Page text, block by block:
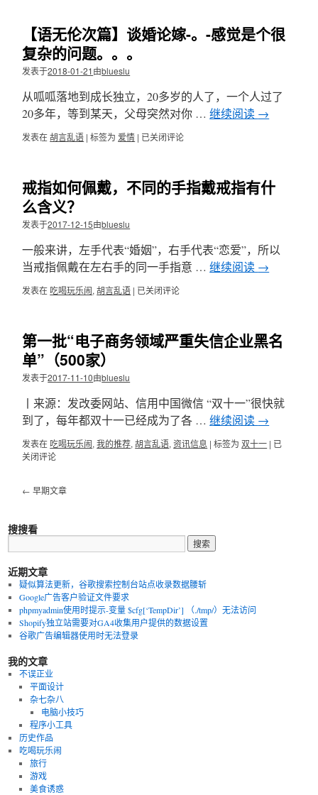
万
到
四
恶
展
【语无伦次篇】谈婚论嫁-。-感觉是个很
复杂的问题。。。
发表于2018-01-21由blueslu
从呱呱落地到成长独立，20多岁的人了，一个人过了
20多年，等到某天，父母突然对你 …继续阅读 →
发表在胡言乱语 | 标签为 爱情 | 【语
篇】
感
觉
个
的
已关闭评论
戒指如何佩戴，不同的手指戴戒指有什
么含义？
发表于2017-12-15由blueslu
一般来讲，左手代表“婚姻”，右手代表“恋爱”，所以
当戒指佩戴在左右手的同一手指意 …继续阅读 →
发表在 吃喝玩乐闹,胡言乱语 | 戒
佩
手
指
戒
已关闭评论
第一批“电子商务领域严重失信企业黑名
单”（500家）
发表于2017-11-10由blueslu
丨来源：发改委网站、信用中国微信 “双十一”很快就
到了，每年都双十一已经成为了各 …继续阅读 →
发表在 吃喝玩乐闹,我的推荐,胡言乱语,资讯信息 | 标签为 双十一 | 第
已
关闭评论
← 早期文章
搜搜看
近期文章
疑似算法更新，谷歌搜索控制台站点收录数据腰斩
Google广告客户验证文件要求
phpmyadmin使用时提示-变量 $cfg[‘TempDir’] （./tmp/）无法访问
Shopify独立站需要对GA4收集用户提供的数据设置
谷歌广告编辑器使用时无法登录
我的文章
不误正业
平面设计
杂七杂八
电脑小技巧
程序小工具
历史作品
吃喝玩乐闹
旅行
游戏
美食诱惑